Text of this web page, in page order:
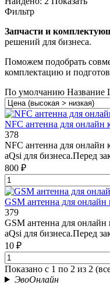
Фильтр
Запчасти и
решений для бизнеса.
Поможем подобрать
комплектацию и
По умолчанию Название
NFC антенна для онлайн
378
NFC антенна для онлайн
aQsi для бизнеса.Перед
800 ₽
GSM антенна для
379
GSM антенна для
aQsi для бизнеса.Перед
10 ₽
Показано с 1 по 2 из 2
ЭвоОнлайн